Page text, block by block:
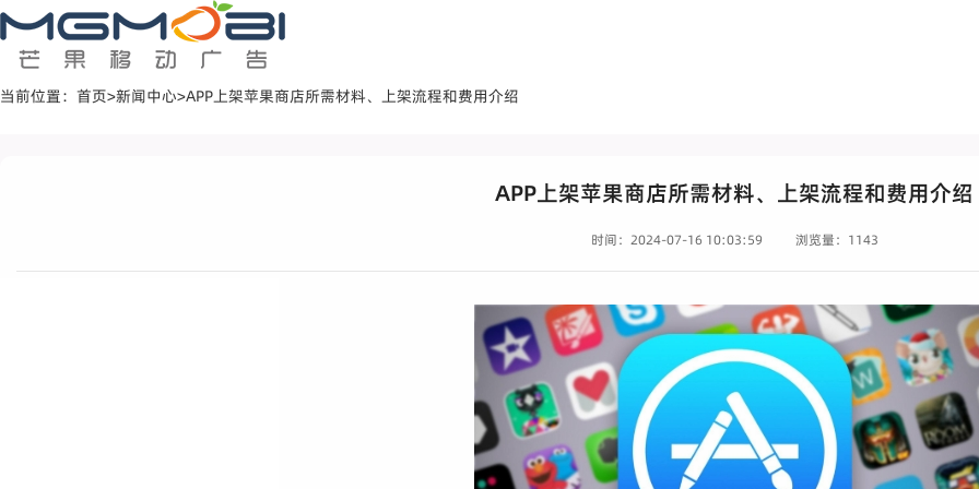
当前位置： 首页>新闻中心>APP上架苹果商店所需材料、上架流程和费用介绍
APP上架苹果商店所需材料、上架流程和费用介绍
时间：2024-07-16 10:03:59 浏览量：1143